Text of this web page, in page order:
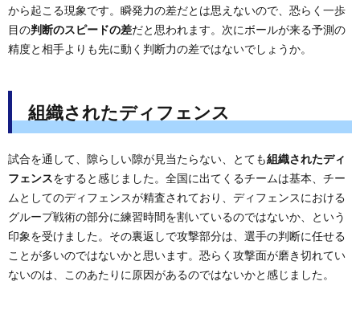
から起こる現象です。瞬発力の差だとは思えないので、恐らく一歩
目の判断のスピードの差だと思われます。次にボールが来る予測の
精度と相手よりも先に動く判断力の差ではないでしょうか。
組織されたディフェンス
試合を通して、隙らしい隙が見当たらない、とても組織されたディ
フェンスをすると感じました。全国に出てくるチームは基本、チー
ムとしてのディフェンスが精査されており、ディフェンスにおける
グループ戦術の部分に練習時間を割いているのではないか、という
印象を受けました。その裏返しで攻撃部分は、選手の判断に任せる
ことが多いのではないかと思います。恐らく攻撃面が磨き切れてい
ないのは、このあたりに原因があるのではないかと感じました。